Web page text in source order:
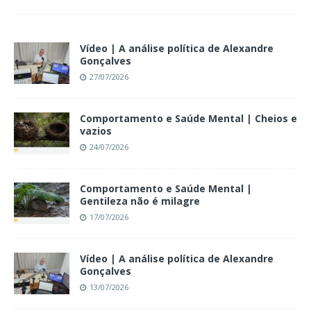
Vídeo | A análise política de Alexandre
Gonçalves
27/07/2026
Comportamento e Saúde Mental | Cheios e
vazios
24/07/2026
Comportamento e Saúde Mental |
Gentileza não é milagre
17/07/2026
Vídeo | A análise política de Alexandre
Gonçalves
13/07/2026